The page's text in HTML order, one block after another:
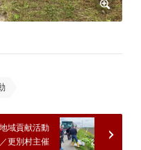
地域貢献活動
／更別村主催